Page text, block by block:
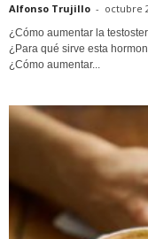
Alfonso Trujillo - octubre
¿Cómo aumentar la
¿Para qué sirve esta
¿Cómo aumentar...